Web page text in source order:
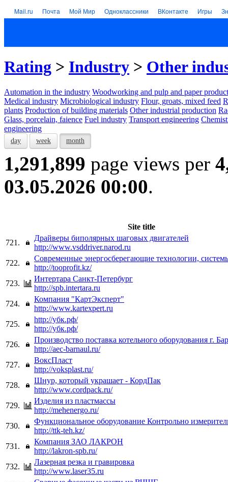
Mail.ru Почта Мой Мир Одноклассники ВКонтакте Игры
Rating > Industry > Other
Automation in the industry Woodworking and pulp and paper
Medical industry Microbiological industry Flour, groats, mixed feed
plants Production of building materials Other industrial production
Glass, porcelain, faience Fuel industry Transport engineering
engineering
day week month
1,291,899 page views per
03.05.2026 00:00.
Site title
721.
Драйверы биполярных шаговых двигателей
http://www.vsddriver.narod.ru
722.
Современные энергосберегающие технологии,
http://tooprofit.kz/
723.
Интертара Санкт-Петербург
http://spb.intertara.ru
724.
Компания "КартЭксперт"
http://www.kartexpert.ru
725.
http://убк.рф/
http://убк.рф/
726.
Производство поставка котельного оборудования г.
http://aec-barnaul.ru/
727.
ВоксПласт
http://voksplast.ru/
728.
Шнур, который украшает - КордПак
http://www.cordpack.ru/
729.
Изделия из пластмассы
http://mehenergo.ru/
730.
Функциональное оборудование Контрольно
http://ttk-teh.kz/
731.
Компания ЗАО ЛАКРОН
http://lakron-spb.ru/
732.
Лазерная резка и гравировка
http://www.laser35.ru